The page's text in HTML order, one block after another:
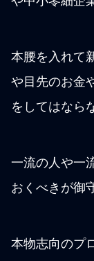
本腰を入れて
や目先のお金
をしてはなら
一流の人や一
おくべきが御
本物志向のプ